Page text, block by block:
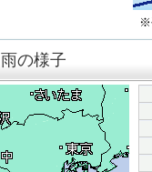
※
雨の様子